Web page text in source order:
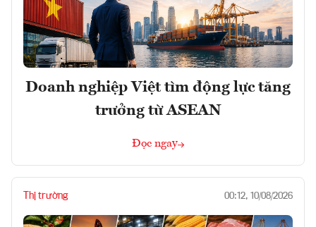
Doanh nghiệp Việt tìm động lực tăng
trưởng từ ASEAN
Đọc ngay
Thị trường 00:12, 10/08/2026